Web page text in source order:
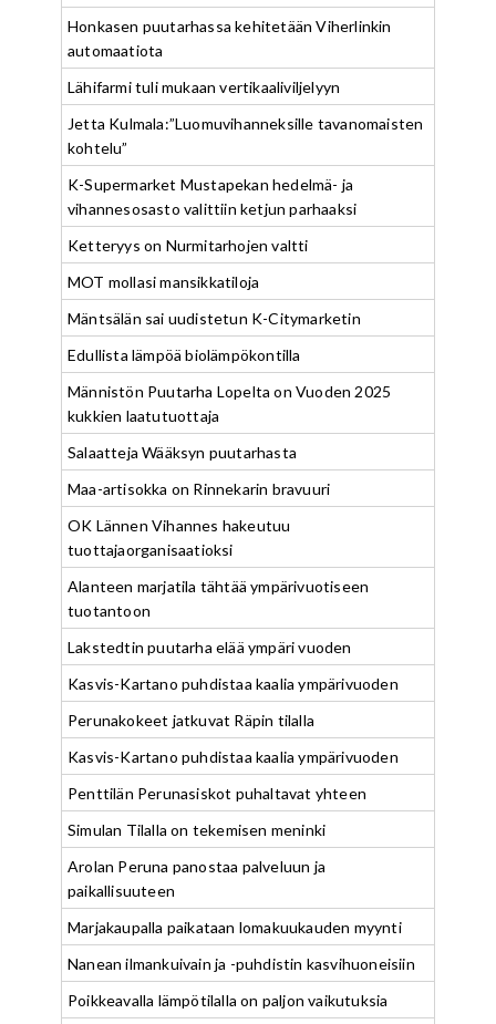
Honkasen puutarhassa kehitetään Viherlinkin
automaatiota
Lähifarmi tuli mukaan vertikaaliviljelyyn
Jetta Kulmala:”Luomuvihanneksille tavanomaisten
kohtelu”
K-Supermarket Mustapekan hedelmä- ja
vihannesosasto valittiin ketjun parhaaksi
Ketteryys on Nurmitarhojen valtti
MOT mollasi mansikkatiloja
Mäntsälän sai uudistetun K-Citymarketin
Edullista lämpöä biolämpökontilla
Männistön Puutarha Lopelta on Vuoden 2025
kukkien laatutuottaja
Salaatteja Wääksyn puutarhasta
Maa-artisokka on Rinnekarin bravuuri
OK Lännen Vihannes hakeutuu
tuottajaorganisaatioksi
Alanteen marjatila tähtää ympärivuotiseen
tuotantoon
Lakstedtin puutarha elää ympäri vuoden
Kasvis-Kartano puhdistaa kaalia ympärivuoden
Perunakokeet jatkuvat Räpin tilalla
Kasvis-Kartano puhdistaa kaalia ympärivuoden
Penttilän Perunasiskot puhaltavat yhteen
Simulan Tilalla on tekemisen meninki
Arolan Peruna panostaa palveluun ja
paikallisuuteen
Marjakaupalla paikataan lomakuukauden myynti
Nanean ilmankuivain ja -puhdistin kasvihuoneisiin
Poikkeavalla lämpötilalla on paljon vaikutuksia